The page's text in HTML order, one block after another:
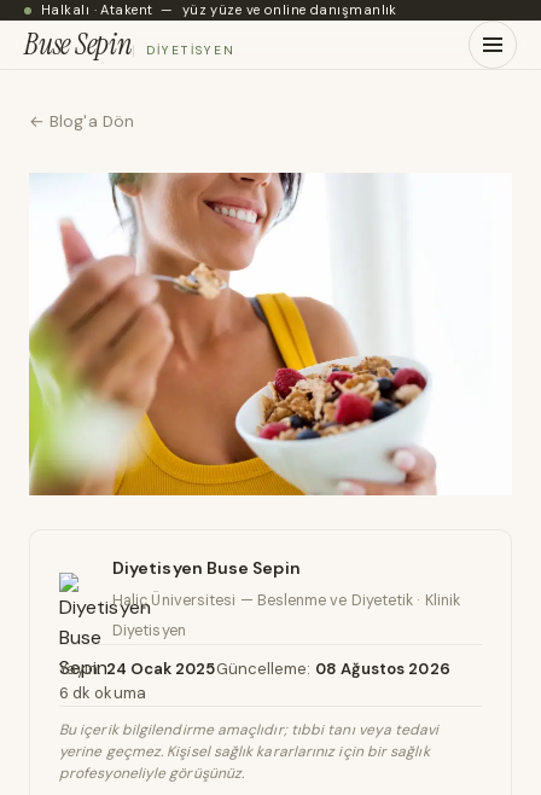
Halkalı · Atakent — yüz yüze ve online danışmanlık
Buse Sepin DIYETISYEN
← Blog'a Dön
Diyetisyen Buse Sepin
Haliç Üniversitesi — Beslenme ve Diyetetik · Klinik
Diyetisyen
Yayın:24 Ocak 2025Güncelleme: 08 Ağustos 2026
6 dk okuma
Bu içerik bilgilendirme amaçlıdır; tıbbi tanı veya tedavi
yerine geçmez. Kişisel sağlık kararlarınız için bir sağlık
profesyoneliyle görüşünüz.